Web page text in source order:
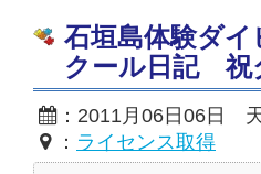
石垣島体験ダ
クール日記 祝
：2011月06日06日
： ライセンス取得